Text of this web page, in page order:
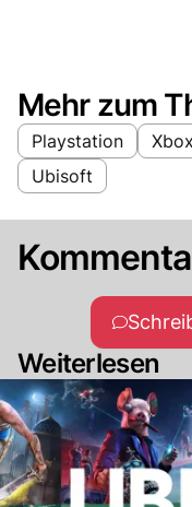
Mehr zum
Playstation
Ubisoft
Weiterlesen